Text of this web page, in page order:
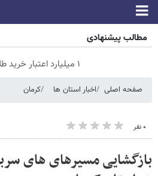
مطالب پیشنهادی
۱ میلیارد اعتبار خرید طلا | بدون ضامن و چک
صفحه اصلی اخبار استان ها کرمان
۰ نفر
بازگشایی مسیرهای های